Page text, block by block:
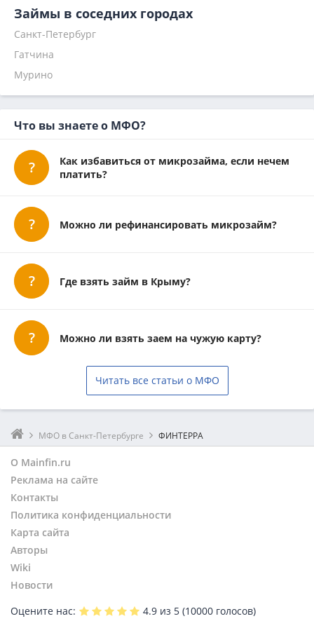
По паспорту
Мгновенный
Наличными
На 1 месяц
Веб займ
Финтерра
Кредит плюс
Займиго
Надо денег
Микроклад
Монебо отписаться
Мульти Кредит отписаться
Семерочка отписаться
Заёми (Zaemis) отписаться
Бобанкер отписаться
Займи у Степаныча отписаться
Зипзайм (Zipzaim) отписаться
Фин5 отписаться
Займы в соседних городах
Санкт-Петербург
Гатчина
Мурино
Что вы знаете о МФО?
Как избавиться от микрозайма, если нечем
платить?
Можно ли рефинансировать микрозайм?
Где взять займ в Крыму?
Можно ли взять заем на чужую карту?
Читать все статьи о МФО
МФО в Санкт-Петербурге ФИНТЕРРА
О Mainfin.ru
Реклама на сайте
Контакты
Политика конфиденциальности
Карта сайта
Авторы
Wiki
Новости
Оцените нас:
4.9 из 5 (10000 голосов)